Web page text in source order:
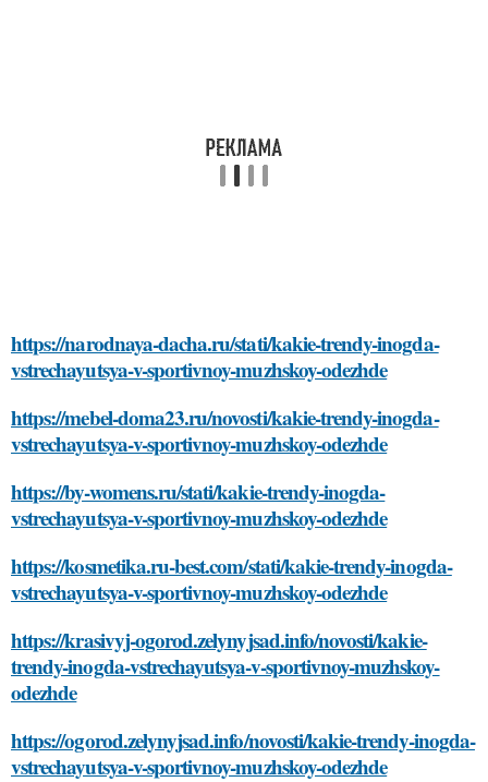
https://narodnaya-dacha.ru/stati/kakie-trendy-inogda-
vstrechayutsya-v-sportivnoy-muzhskoy-odezhde
https://mebel-doma23.ru/novosti/kakie-trendy-inogda-
vstrechayutsya-v-sportivnoy-muzhskoy-odezhde
https://by-womens.ru/stati/kakie-trendy-inogda-
vstrechayutsya-v-sportivnoy-muzhskoy-odezhde
https://kosmetika.ru-best.com/stati/kakie-trendy-inogda-
vstrechayutsya-v-sportivnoy-muzhskoy-odezhde
https://krasivyj-ogorod.zelynyjsad.info/novosti/kakie-
trendy-inogda-vstrechayutsya-v-sportivnoy-muzhskoy-
odezhde
https://ogorod.zelynyjsad.info/novosti/kakie-trendy-inogda-
vstrechayutsya-v-sportivnoy-muzhskoy-odezhde